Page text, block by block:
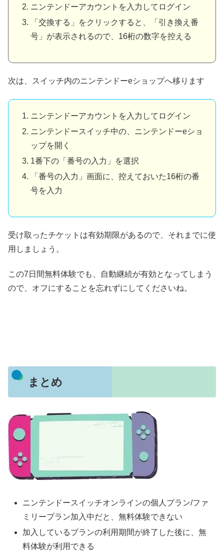
ニンテンドーアカウントを入力してログイン
「交換する」をクリックすると、「引き換え番
号」が表示されるので、16桁の数字を控える
次は、スイッチ内のニンテンドーeショップへ移ります
ニンテンドーアカウントを入力してログイン
ニンテンドースイッチ中の、ニンテンドーeショ
ップを開く
1番下の「番号の入力」を選択
「番号の入力」画面に、控えておいた16桁の番
号を入力
受け取ったチケットは有効期限があるので、それまでに使
用しましょう。
この7日間無料体験でも、自動継続が有効となってしまう
ので、オフにすることを忘れずにしてくださいね。
まとめ
ニンテンドースイッチオンラインの個人プラン/ファ
ミリープラン加入中だと、無料体験できない
加入しているプランの利用期間が終了した後に、無
料体験が利用できる